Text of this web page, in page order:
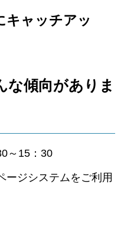
キャッチアッ
な傾向がありま
～15：30
ジシステムをご利用